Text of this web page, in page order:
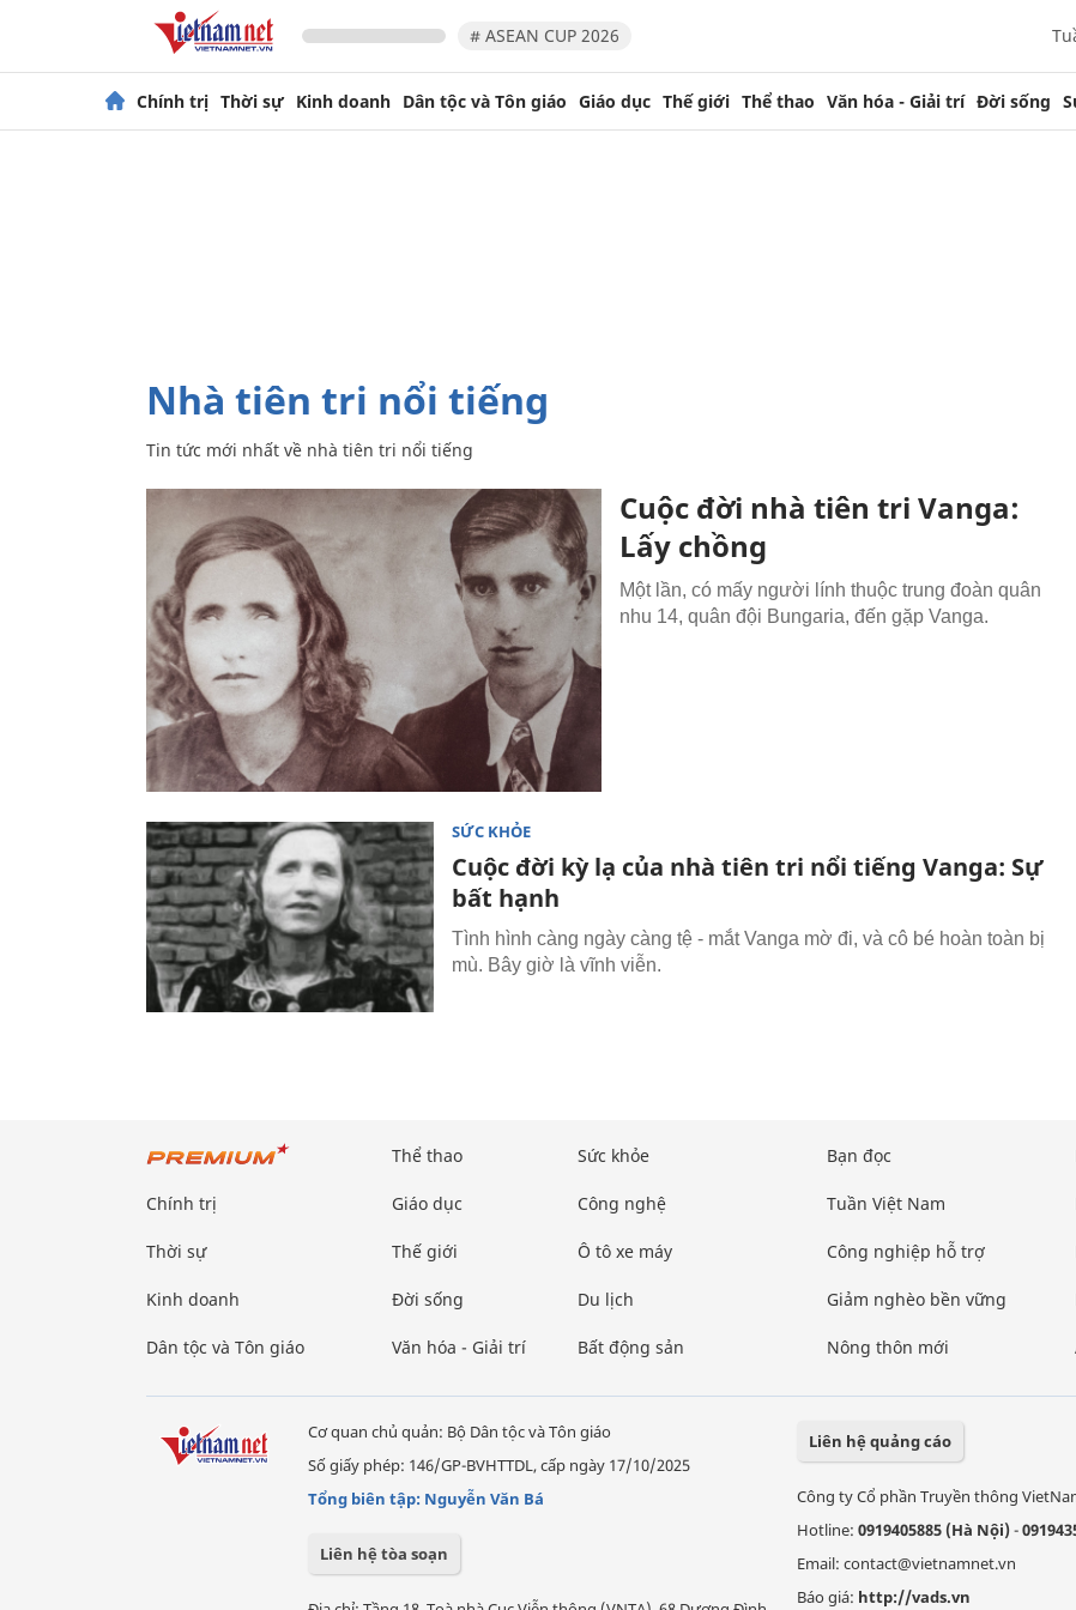
# ASEAN CUP 2026
Chính trị Thời sự Kinh doanh Dân tộc và Tôn giáo Giáo dục Thế giới Thể thao Văn hóa - Giải trí Đời sống
nhà tiên tri nổi tiếng
Tin tức mới nhất về nhà tiên tri nổi tiếng
Cuộc đời nhà tiên tri Vanga:
Lấy chồng
Một lần, có mấy người lính thuộc trung đoàn quân
nhu 14, quân đội Bungaria, đến gặp Vanga.
SỨC KHỎE
Cuộc đời kỳ lạ của nhà tiên tri nổi tiếng Vanga: Sự
bất hạnh
Tình hình càng ngày càng tệ - mắt Vanga mờ đi, và cô bé hoàn toàn bị
mù. Bây giờ là vĩnh viễn.
Chính trị
Thời sự
Kinh doanh
Dân tộc và Tôn giáo
Thể thao
Giáo dục
Thế giới
Đời sống
Văn hóa - Giải trí
Sức khỏe
Công nghệ
Ô tô xe máy
Du lịch
Bất động sản
Bạn đọc
Tuần Việt Nam
Công nghiệp hỗ trợ
Giảm nghèo bền vững
Nông thôn mới
Cơ quan chủ quản: Bộ Dân tộc và Tôn giáo
Số giấy phép: 146/GP-BVHTTDL, cấp ngày 17/10/2025
Tổng biên tập: Nguyễn Văn Bá
Liên hệ tòa soạn
Liên hệ quảng cáo
Công ty Cổ phần Truyền thông
Hotline: 0919405885 (Hà Nội)-
Email: contact@vietnamnet.vn
Báo giá: http://vads.vn